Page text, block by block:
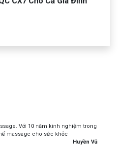
Với 10 năm kinh nghiệm trong
massage cho sức khỏe
Huyền Vũ